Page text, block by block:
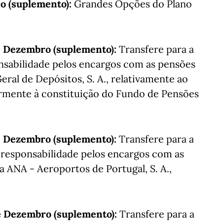
(suplemento): Grandes Opções do Plano
(suplemento): Transfere para a
pelos encargos com as pensões
de Depósitos, S. A., relativamente ao
à constituição do Fundo de Pensões
(suplemento): Transfere para a
pelos encargos com as
ANA - Aeroportos de Portugal, S. A.,
(suplemento): Transfere para a